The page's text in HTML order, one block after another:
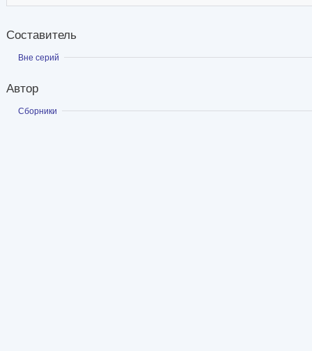
Составитель
Показать
Вне серий
Автор
Показать
Сборники